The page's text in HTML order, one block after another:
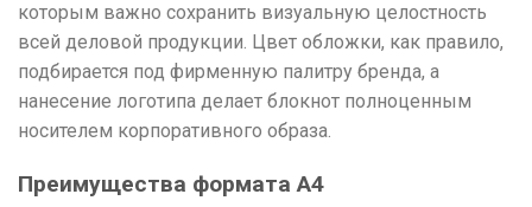
которым важно сохранить визуальную целостность
всей деловой продукции. Цвет обложки, как правило,
подбирается под фирменную палитру бренда, а
нанесение логотипа делает блокнот полноценным
носителем корпоративного образа.
Преимущества формата А4